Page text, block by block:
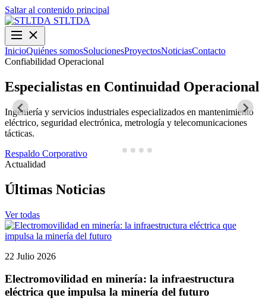
Saltar al contenido principal
STLTDA
InicioQuiénes somosSolucionesProyectosNoticiasContacto
Confiabilidad Operacional
Especialistas en Continuidad Operacional
Ingeniería y servicios industriales especializados en mantenimiento
eléctrico, seguridad electrónica, metrología y telecomunicaciones
tácticas.
Respaldo Corporativo
Actualidad
Últimas Noticias
Ver todas
22 Julio 2026
Electromovilidad en minería: la infraestructura
eléctrica que impulsa la minería del futuro